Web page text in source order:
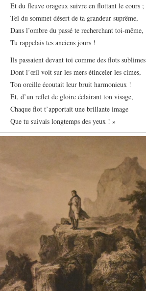
Et du fleuve orageux suivre en flottant le cours ;
Tel du sommet désert de ta grandeur suprême,
Dans l’ombre du passé te recherchant toi-même,
Tu rappelais tes anciens jours !
Ils passaient devant toi comme des flots sublimes
Dont l’œil voit sur les mers étinceler les cimes,
Ton oreille écoutait leur bruit harmonieux !
Et, d’un reflet de gloire éclairant ton visage,
Chaque flot t’apportait une brillante image
Que tu suivais longtemps des yeux ! »